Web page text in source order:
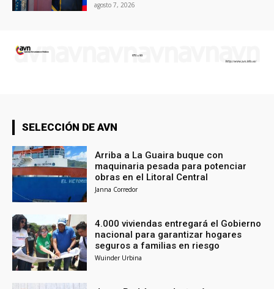
agosto 7, 2026
SELECCIÓN DE AVN
Arriba a La Guaira buque con
maquinaria pesada para potenciar
obras en el Litoral Central
Janna Corredor
4.000 viviendas entregará el Gobierno
nacional para garantizar hogares
seguros a familias en riesgo
Wuinder Urbina